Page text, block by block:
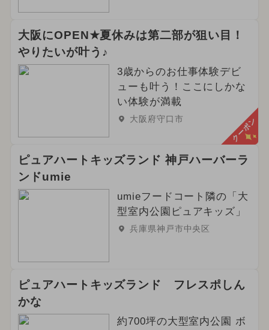
大阪にOPEN★夏休みは第二部が狙い目！
やりたいが叶う♪
3歳からのお仕事体験デビ
ューも叶う！ここにしかな
い体験が満載
大阪府守口市 クーポン
ピュアハートキッズランド 神戸ハーバーラ
ンドumie
umieフードコート隣の「大
型室内公園ピュアキッズ」
兵庫県神戸市中央区
ピュアハートキッズランド フレスポしん
かな
約700坪の大型室内公園 ボ